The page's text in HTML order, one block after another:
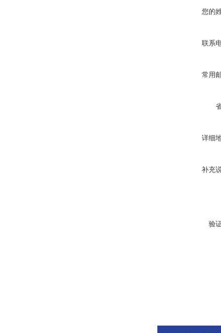
您的
联系
常用
详细
补充
验